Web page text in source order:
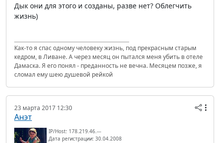
Дык они для этого и созданы, разве нет? Облегчить
жизнь)
Как-то я спас одному человеку жизнь, под прекрасным старым
кедром, в Ливане. А через месяц он пытался меня убить в отеле
Дамаска. Я его понял - преданность не вечна. Месяцем позже, я
сломал ему шею душевой рейкой
23 марта 2017 12:30
Анэт
IP/Host: 178.219.46.---
Дата регистрации: 30.04.2008